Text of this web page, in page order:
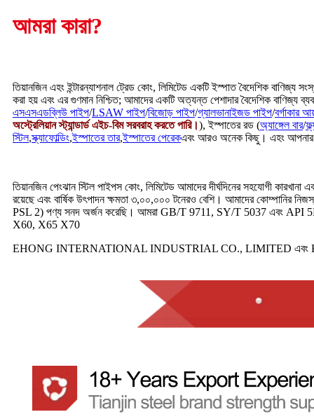
আমরা কারা?
তিয়ানজিন এহং ইন্টারন্যাশনাল ট্রেড কোং, লিমিটেড একটি ইস্পাত বৈদেশিক
করা হয় এবং এর গুণমান নিশ্চিত; আমাদের একটি অত্যন্ত পেশাদার বৈদেশিক
এসএসএডব্লিউ পাইপ/LSAW পাইপ/বিজোড় পাইপ/গ্যালভানাইজড পাইপ/বর্গাকার
অস্ট্রেলিয়ান স্ট্যান্ডার্ড এইচ-বিম সরবরাহ করতে পারি।), ইস্পাতের রড (অ্যাঙ্গেল বার/
স্টিল,স্ক্যাফোল্ডিং,ইস্পাতের তার,ইস্পাতের পেরেকএবং আরও অনেক কিছু। এহং আপনার
তিয়ানজিন পেংঝান স্টিল পাইপস কোং, লিমিটেড আমাদের দীর্ঘদিনের সহযোগী
রয়েছে এবং বার্ষিক উৎপাদন ক্ষমতা ৩,০০,০০০ টনেরও বেশি। আমাদের
PSL 2) পণ্য সনদ অর্জন করেছি। আমরা GB/T 9711, SY/T 5037 এবং API
X60, X65 X70
EHONG INTERNATIONAL INDUSTRIAL CO., LIMITED এবং